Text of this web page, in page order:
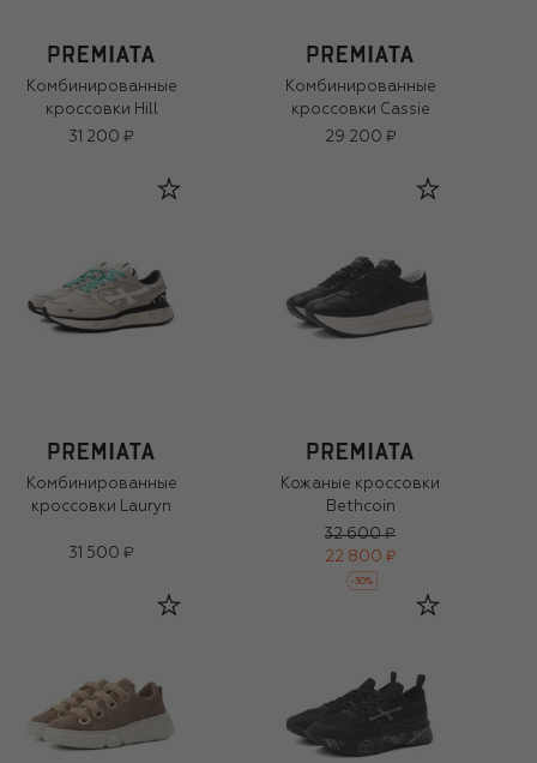
Комбинированные
кроссовки Hill
31 200 ₽
Комбинированные
кроссовки Cassie
29 200 ₽
Комбинированные
кроссовки Lauryn
31 500 ₽
Кожаные кроссовки
Bethcoin
32 600 ₽
22 800 ₽
-30%